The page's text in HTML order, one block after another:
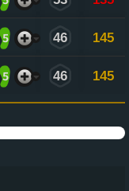
5 46 145
5 46 145